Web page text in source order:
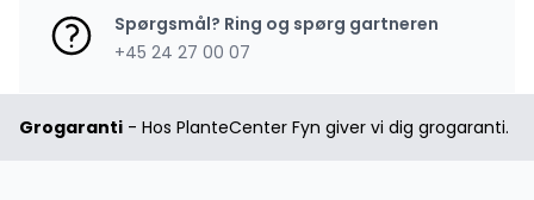
Spørgsmål? Ring og spørg gartneren
+45 24 27 00 07
Grogaranti - Hos PlanteCenter Fyn giver vi dig grogaranti.